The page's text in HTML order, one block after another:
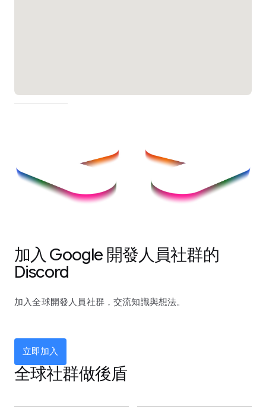
加入 Google 開發人員社群的
Discord
加入全球開發人員社群，交流知識與想法。
立即加入
全球社群做後盾